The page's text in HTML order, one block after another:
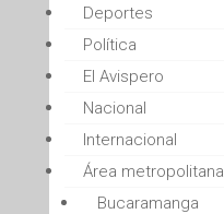
Deportes
Política
El Avispero
Nacional
Internacional
Área metropolitana
Bucaramanga